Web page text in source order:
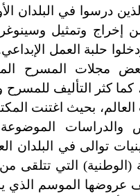
درسوا في البلدان
إخراج وتمثيل
حلبة العمل
مجلات المسرح
كما كثر التأليف للمسرح
بحيث اغتنت
والدراسات
توالى في البلدان
(الوطنية) التي تتلقى
عروضها الموسم الذي